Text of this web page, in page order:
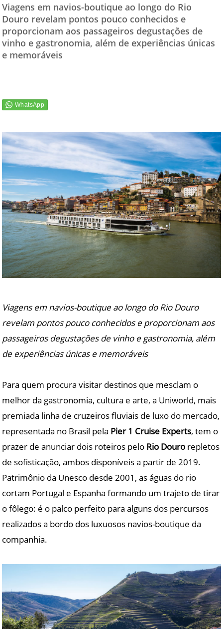
CONTATO
Viagens em navios-boutique ao longo do Rio
Douro revelam pontos pouco conhecidos e
proporcionam aos passageiros degustações de
vinho e gastronomia, além de experiências únicas
e memoráveis
Viagens em navios-boutique ao longo do Rio Douro
revelam pontos pouco conhecidos e proporcionam aos
passageiros degustações de vinho e gastronomia, além
de experiências únicas e memoráveis
Para quem procura visitar destinos que mesclam o
melhor da gastronomia, cultura e arte, a Uniworld, mais
premiada linha de cruzeiros fluviais de luxo do mercado,
representada no Brasil pela Pier 1 Cruise Experts, tem o
prazer de anunciar dois roteiros pelo Rio Douro repletos
de sofisticação, ambos disponíveis a partir de 2019.
Patrimônio da Unesco desde 2001, as águas do rio
cortam Portugal e Espanha formando um trajeto de tirar
o fôlego: é o palco perfeito para alguns dos percursos
realizados a bordo dos luxuosos navios-boutique da
companhia.